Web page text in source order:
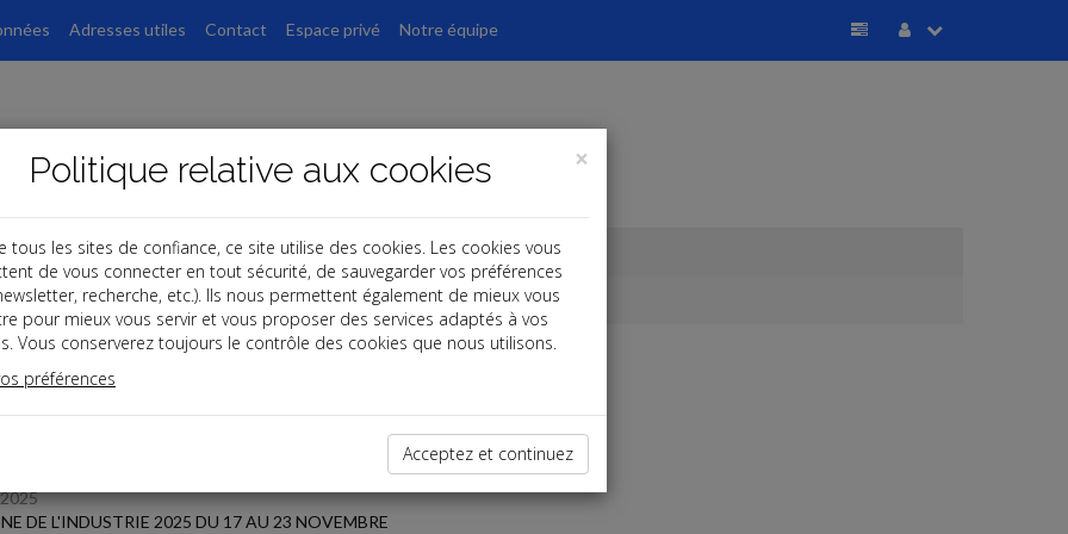
Adresses utiles Contact Espace privé Notre équipe
dernières dépêches
DE L'INDUSTRIE 2025 DU 17 AU 23 NOVEMBRE
×
Politique relative aux cookies
tous les sites de confiance, ce site utilise des cookies. Les cookies vous
de vous connecter en tout sécurité, de sauvegarder vos préférences
recherche, etc.). Ils nous permettent également de mieux vous
pour mieux vous servir et vous proposer des services adaptés à vos
Vous conserverez toujours le contrôle des cookies que nous utilisons.
préférences
Acceptez et continuez